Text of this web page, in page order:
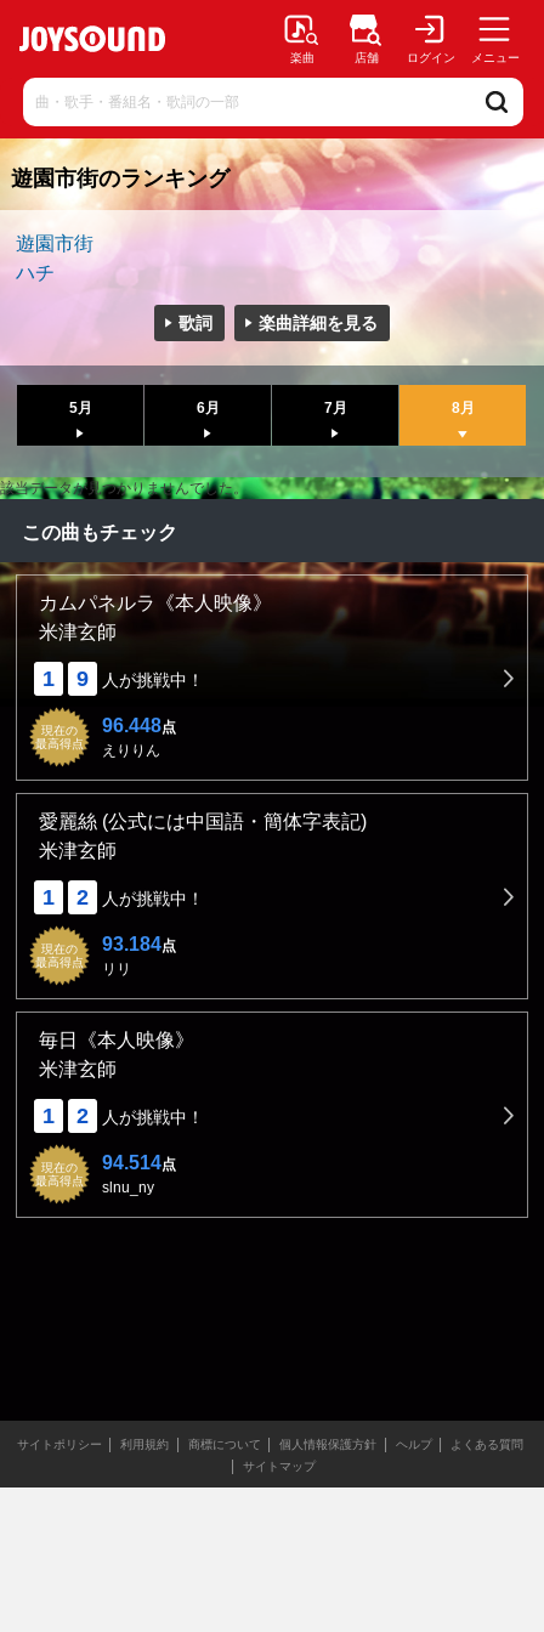
楽曲 店舗 ログイン メニュー
遊園市街のランキング
遊園市街
ハチ
歌詞 楽曲詳細を見る
5月 6月 7月 8月
該当データが見つかりませんでした。
この曲もチェック
カムパネルラ《本人映像》
米津玄師
1 9 人が挑戦中！
現在の
最高得点
96.448点
えりりん
愛麗絲 (公式には中国語・簡体字表記)
米津玄師
1 2 人が挑戦中！
現在の
最高得点
93.184点
リリ
毎日《本人映像》
米津玄師
1 2 人が挑戦中！
現在の
最高得点
94.514点
slnu_ny
サイトポリシー 利用規約 商標について 個人情報保護方針 ヘルプ
よくある質問
サイトマップ